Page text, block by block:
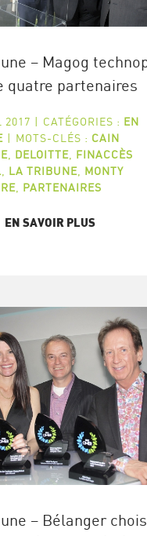
– Magog
quatre partenaires
2017 | CATÉGORIES : EN
| MOTS-CLÉS : CAIN
, DELOITTE, FINACCÈS
LA TRIBUNE, MONTY
, PARTENAIRES
EN SAVOIR PLUS
– Bélanger